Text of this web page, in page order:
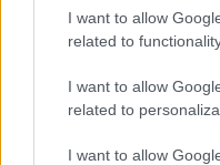
I want to allow
related to
I want to allow
related to
I want to allow
HÍRLEVÉL